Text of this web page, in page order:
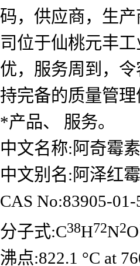
码，供应商，生
司位于仙桃元丰
优，服务周到，
持完备的质量管
*产品、 服务。
中文名称:阿奇霉素
中文别名:阿泽红
CAS No:83905-01-
分子式:C38H72N2O
沸点:822.1 °C at